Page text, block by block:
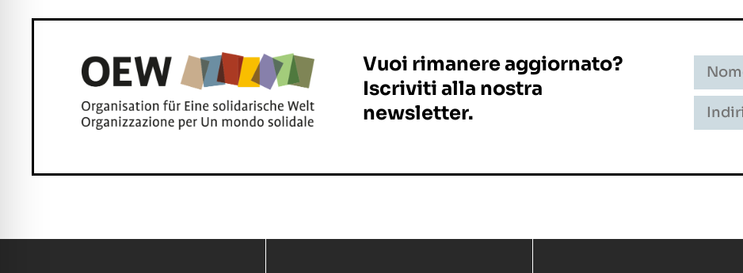
Vuoi rimanere aggiornato?
Iscriviti alla nostra
newsletter.